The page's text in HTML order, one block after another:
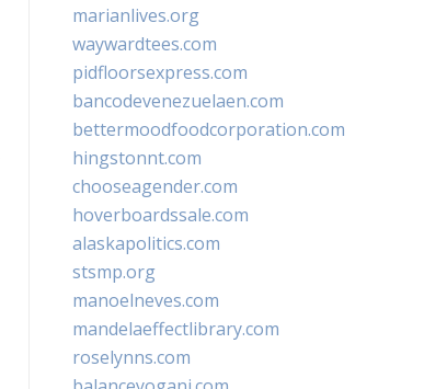
marianlives.org
waywardtees.com
pidfloorsexpress.com
bancodevenezuelaen.com
bettermoodfoodcorporation.com
hingstonnt.com
chooseagender.com
hoverboardssale.com
alaskapolitics.com
stsmp.org
manoelneves.com
mandelaeffectlibrary.com
roselynns.com